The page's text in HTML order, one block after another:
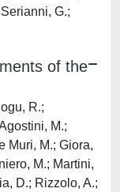
G.;
of the
R.;
M.;
Muri, M.; Giora,
M.; Martini,
D.; Rizzolo, A.;